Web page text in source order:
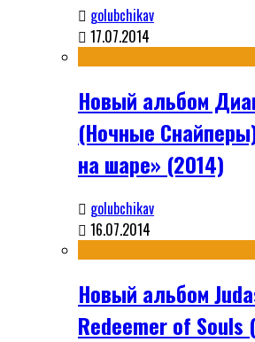
golubchikav
17.07.2014
Новый альбом
(Ночные
на шаре» (2014)
golubchikav
16.07.2014
Новый альбом
Redeemer of Souls